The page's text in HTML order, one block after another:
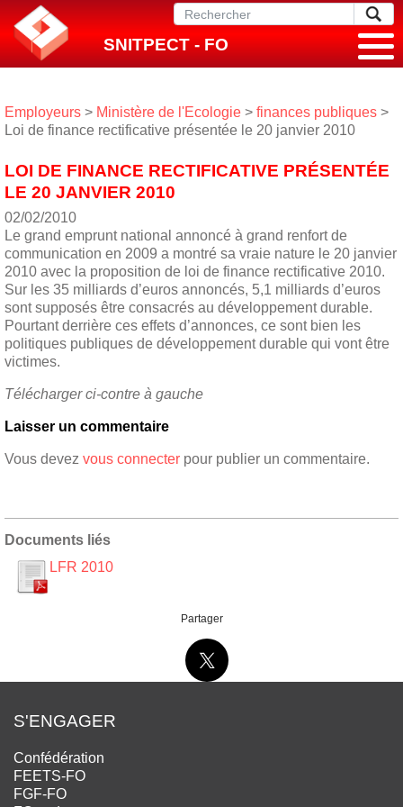
SNITPECT - FO
Employeurs > Ministère de l'Ecologie > finances publiques >
Loi de finance rectificative présentée le 20 janvier 2010
LOI DE FINANCE RECTIFICATIVE PRÉSENTÉE
LE 20 JANVIER 2010
02/02/2010
Le grand emprunt national annoncé à grand renfort de
communication en 2009 a montré sa vraie nature le 20 janvier
2010 avec la proposition de loi de finance rectificative 2010.
Sur les 35 milliards d’euros annoncés, 5,1 milliards d’euros
sont supposés être consacrés au développement durable.
Pourtant derrière ces effets d’annonces, ce sont bien les
politiques publiques de développement durable qui vont être
victimes.
Télécharger ci-contre à gauche
Laisser un commentaire
Vous devez vous connecter pour publier un commentaire.
Documents liés
LFR 2010
Partager
S'ENGAGER
Confédération
FEETS-FO
FGF-FO